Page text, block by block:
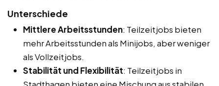
Unterschiede
Mittlere Arbeitsstunden: Teilzeitjobs bieten
mehr Arbeitsstunden als Minijobs, aber weniger
als Vollzeitjobs.
Stabilität und Flexibilität: Teilzeitjobs in